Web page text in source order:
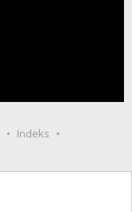
Indeks